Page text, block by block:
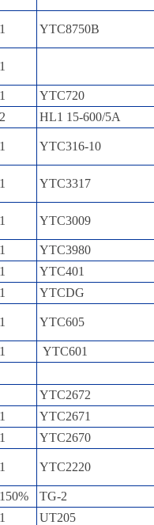
1 YTC8750B
1
1
YTC720
2 HL1 15-600/5A
1 YTC316-10
1 YTC3317
1 YTC3009
1
YTC3980
1
YTC401
1 YTCDG
1 YTC605
1
YTC601
YTC2672
1
YTC2671
1 YTC2670
1 YTC2220
150%
TG-2
1 UT205